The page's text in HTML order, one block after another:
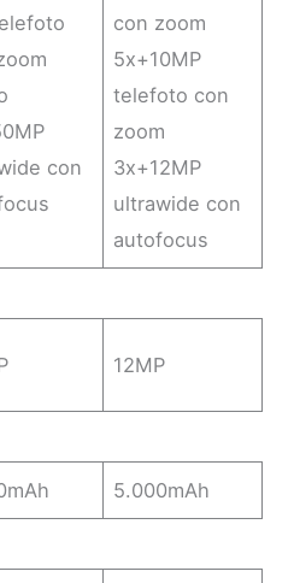
con
con zoom
5x+10MP
telefoto con
zoom
3x+12MP
ultrawide con
autofocus
12MP
5.000mAh